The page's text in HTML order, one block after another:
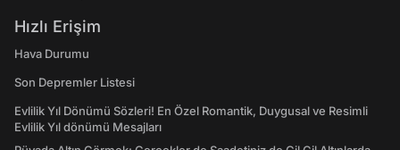
Hızlı Erişim
Hava Durumu
Son Depremler Listesi
Evlilik Yıl Dönümü Sözleri! En Özel Romantik, Duygusal ve Resimli
Evlilik Yıl dönümü Mesajları